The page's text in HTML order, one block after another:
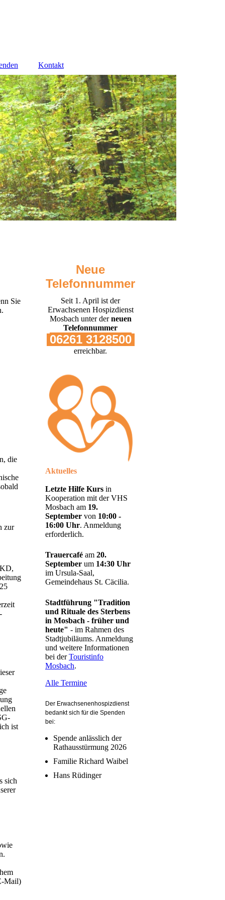
Kontakt
Sie
die
zur
ist
sich
Mail)
Neue
Telefonnummer
Seit 1. April ist der
Erwachsenen Hospizdienst
Mosbach unter derneuen
Telefonnummer
06261 3128500
erreichbar.
Aktuelles
Letzte Hilfe Kurs in
Kooperation mit der VHS
Mosbach am 19.
September von 10:00 -
16:00 Uhr. Anmeldung
erforderlich.
Trauercafé am 20.
September um 14:30 Uhr
im Ursula-Saal,
Gemeindehaus St. Cäcilia.
Stadtführung "Tradition
und Rituale des Sterbens
in Mosbach - früher und
heute" - im Rahmen des
Stadtjubiläums. Anmeldung
und weitere Informationen
bei derTouristinfo
Mosbach.
Alle Termine
Der Erwachsenenhospizdienst
bedankt sich für die Spenden
bei:
Spende anlässlich der
Rathausstürmung 2026
Familie Richard Waibel
Hans Rüdinger